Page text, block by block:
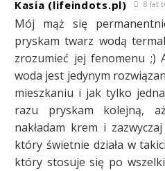
Kasia (lifeindots.pl) 8 lat
Mój mąż się
pryskam twarz wodą
zrozumieć jej fenomenu ;)
woda jest jedynym
mieszkaniu i jak tylko
razu pryskam kolejną,
nakładam krem i
który świetnie działa w
który stosuje się po